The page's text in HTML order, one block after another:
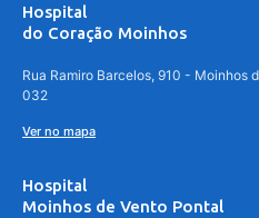
Hospital
do Coração Moinhos
Rua Ramiro Barcelos, 910 - Moinhos
032
Ver no mapa
Hospital
Moinhos de Vento Pontal